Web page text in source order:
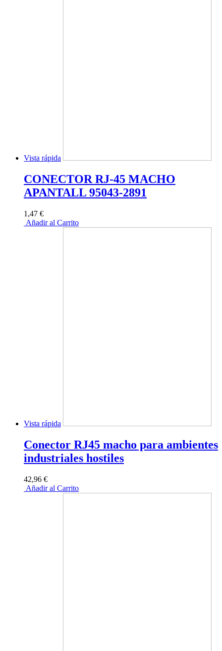
Vista rápida
CONECTOR RJ-45 MACHO
APANTALL 95043-2891
1,47 €
Añadir al Carrito
Vista rápida
Conector RJ45 macho para ambientes
industriales hostiles
42,96 €
Añadir al Carrito